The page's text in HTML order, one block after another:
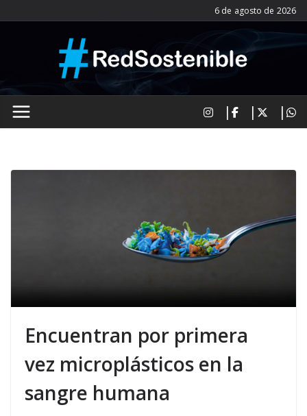
al
6 de agosto de 2026
Encuentran por primera
vez microplásticos en la
sangre humana